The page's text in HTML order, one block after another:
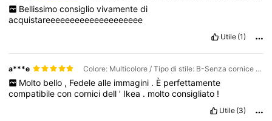
Bellissimo consiglio vivamente di
acquistareeeeeeeeeeeeeeeeeeee
Utile (1)
a***e Colore: Multicolore / Tipo di stile: B-Senza cornice / Misure: 30*40 cm
Molto bello , Fedele alle immagini . È perfettamente
compatibileconcornicidell’ Ikea . moltoconsigliato !
Utile (3)